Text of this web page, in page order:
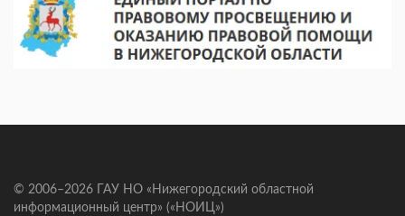
© 2006–2026 ГАУ НО «Нижегородский областной
информационный центр» («НОИЦ»)